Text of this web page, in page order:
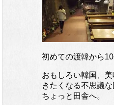
初めての渡韓から10
おもしろい韓国、
きたくなる不思議
ちょっと田舎へ。